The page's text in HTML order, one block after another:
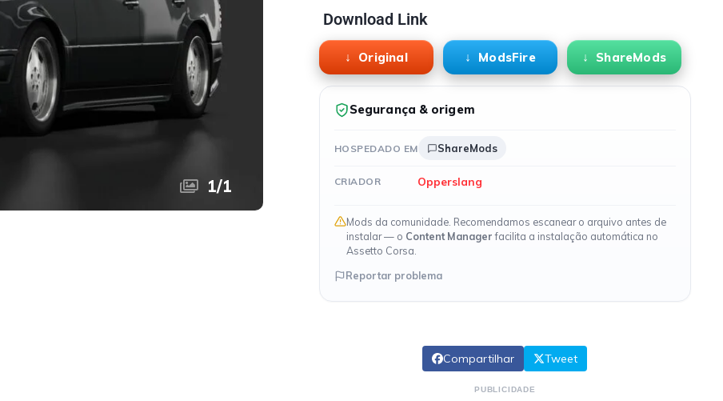
1/1
Download Link
Original ModsFire ShareMods
Segurança & origem
HOSPEDADO EM ShareMods
CRIADOR Opperslang
Mods da comunidade. Recomendamos escanear o arquivo antes de
instalar — o Content Managerfacilita a instalação automática no
Assetto Corsa.
Reportar problema
Compartilhar Tweet
PUBLICIDADE